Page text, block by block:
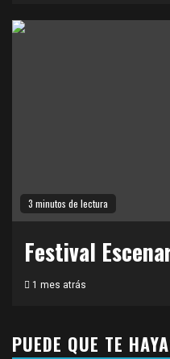
3 minutos de lectura
Festival
1 mes atrás
PUEDE QUE TE